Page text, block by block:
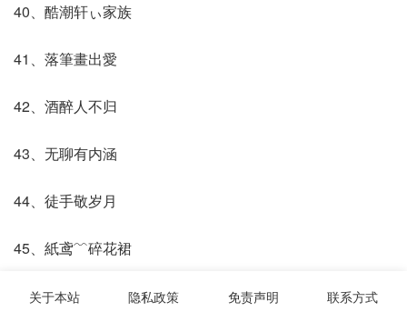
40、酷潮轩ぃ家族
41、落筆畫出愛
42、酒醉人不归
43、无聊有内涵
44、徒手敬岁月
45、紙鸢﹌碎花裙
46、落笔画忧愁
关于本站 隐私政策 免责声明 联系方式